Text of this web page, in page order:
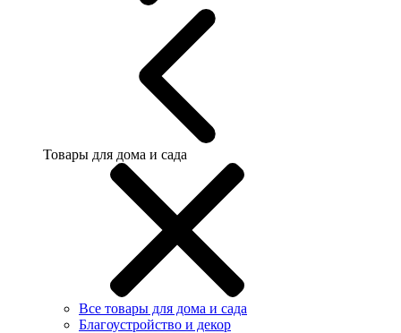
Товары для дома и сада
Все товары для дома и сада
Благоустройство и декор